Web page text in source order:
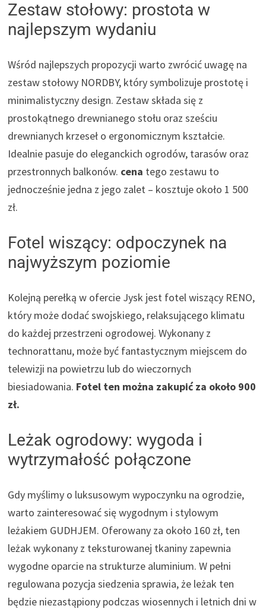
Zestaw stołowy: prostota w
najlepszym wydaniu
Wśród najlepszych propozycji warto zwrócić uwagę na
zestaw stołowy NORDBY, który symbolizuje prostotę i
minimalistyczny design. Zestaw składa się z
prostokątnego drewnianego stołu oraz sześciu
drewnianych krzeseł o ergonomicznym kształcie.
Idealnie pasuje do eleganckich ogrodów, tarasów oraz
przestronnych balkonów. cena tego zestawu to
jednocześnie jedna z jego zalet – kosztuje około 1 500
zł.
Fotel wiszący: odpoczynek na
najwyższym poziomie
Kolejną perełką w ofercie Jysk jest fotel wiszący RENO,
który może dodać swojskiego, relaksującego klimatu
do każdej przestrzeni ogrodowej. Wykonany z
technorattanu, może być fantastycznym miejscem do
telewizji na powietrzu lub do wieczornych
biesiadowania. Fotel ten można zakupić za około 900
zł.
Leżak ogrodowy: wygoda i
wytrzymałość połączone
Gdy myślimy o luksusowym wypoczynku na ogrodzie,
warto zainteresować się wygodnym i stylowym
leżakiem GUDHJEM. Oferowany za około 160 zł, ten
leżak wykonany z teksturowanej tkaniny zapewnia
wygodne oparcie na strukturze aluminium. W pełni
regulowana pozycja siedzenia sprawia, że leżak ten
będzie niezastąpiony podczas wiosennych i letnich dni w